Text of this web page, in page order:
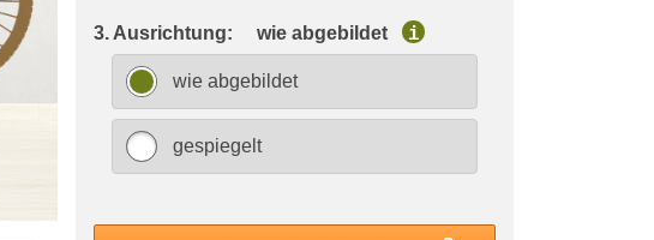
3. Ausrichtung: wie abgebildet i
wie abgebildet
gespiegelt